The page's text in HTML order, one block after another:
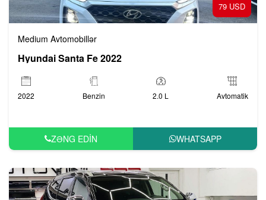
79 USD
Medium Avtomobillər
Hyundai Santa Fe 2022
2022 Benzin 2.0 L Avtomatik
ZƏNG EDIN WHATSAPP